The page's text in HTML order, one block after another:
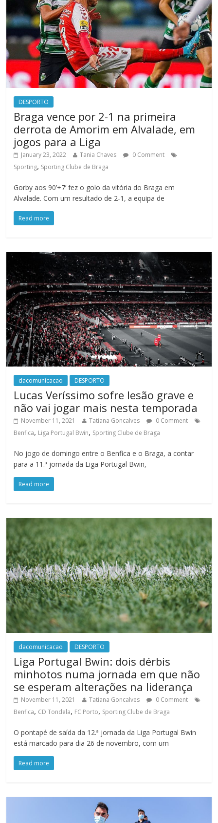
DESPORTO
Braga vence por 2-1 na primeira
derrota de Amorim em Alvalade, em
jogos para a Liga
January 23, 2022 Tania Chaves
0 Comment
Sporting, Sporting Clube de Braga
Gorby aos 90’+7’ fez o golo da vitória do Braga em
Alvalade. Com um resultado de 2-1, a equipa de
Read more
dacomunicacao DESPORTO
Lucas Veríssimo sofre lesão grave e
não vai jogar mais nesta temporada
November 11, 2021 Tatiana Goncalves
0 Comment
Benfica, Liga Portugal Bwin, Sporting Clube de Braga
No jogo de domingo entre o Benfica e o Braga, a contar
para a 11.ª jornada da Liga Portugal Bwin,
Read more
dacomunicacao DESPORTO
Liga Portugal Bwin: dois dérbis
minhotos numa jornada em que não
se esperam alterações na liderança
November 11, 2021 Tatiana Goncalves
0 Comment
Benfica, CD Tondela, FC Porto, Sporting Clube de Braga
O pontapé de saída da 12.ª jornada da Liga Portugal Bwin
está marcado para dia 26 de novembro, com um
Read more